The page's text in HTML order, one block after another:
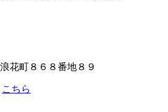
花町８６８番地８９
こちら